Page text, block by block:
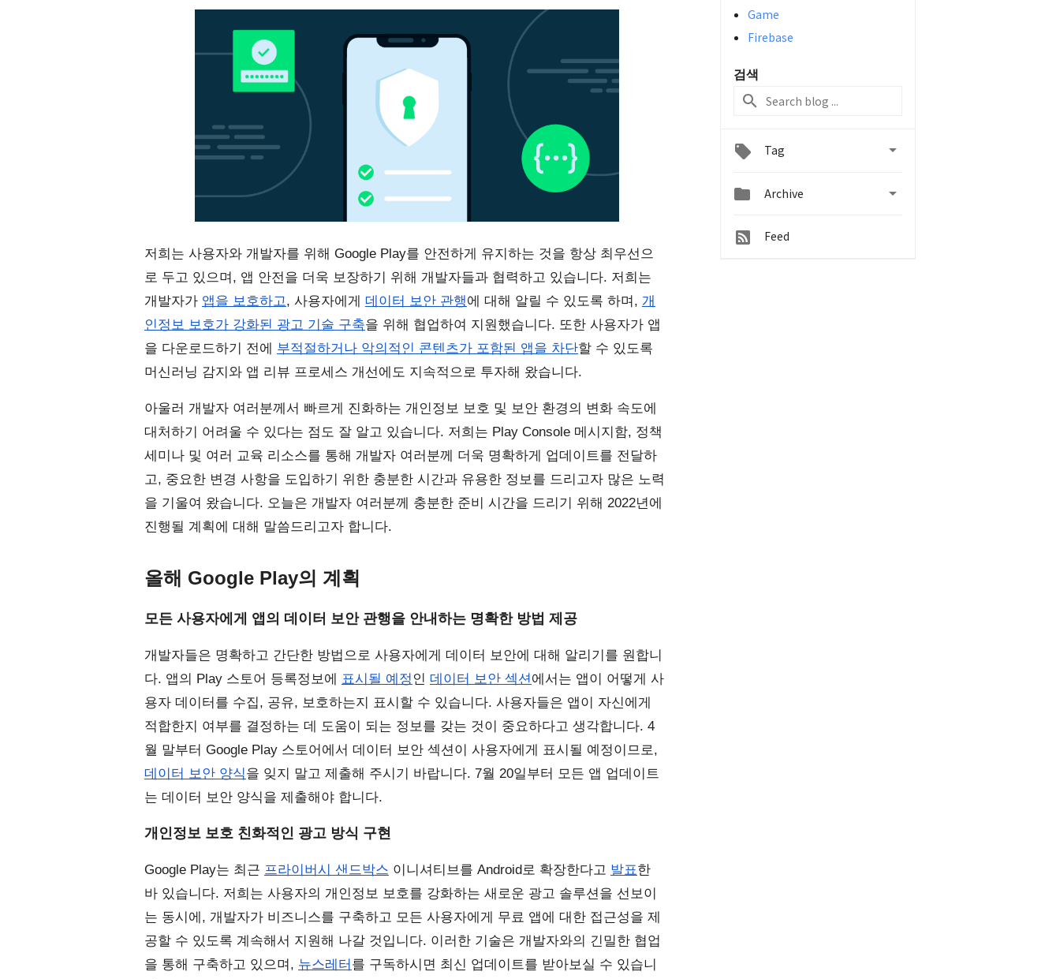
저희는 사용자와 개발자를 위해 Google Play를 안전하게 유지하는 것을 항상 최우선으
로 두고 있으며, 앱 안전을 더욱 보장하기 위해 개발자들과 협력하고 있습니다. 저희는
개발자가 앱을 보호하고, 사용자에게 데이터 보안 관행에 대해 알릴 수 있도록 하며, 개
인정보 보호가 강화된 광고 기술 구축을 위해 협업하여 지원했습니다. 또한 사용자가 앱
을 다운로드하기 전에 부적절하거나 악의적인 콘텐츠가 포함된 앱을 차단할 수 있도록
머신러닝 감지와 앱 리뷰 프로세스 개선에도 지속적으로 투자해 왔습니다.
아울러 개발자 여러분께서 빠르게 진화하는 개인정보 보호 및 보안 환경의 변화 속도에
대처하기 어려울 수 있다는 점도 잘 알고 있습니다. 저희는 Play Console 메시지함, 정책
세미나 및 여러 교육 리소스를 통해 개발자 여러분께 더욱 명확하게 업데이트를 전달하
고, 중요한 변경 사항을 도입하기 위한 충분한 시간과 유용한 정보를 드리고자 많은 노력
을 기울여 왔습니다. 오늘은 개발자 여러분께 충분한 준비 시간을 드리기 위해 2022년에
진행될 계획에 대해 말씀드리고자 합니다.
올해 Google Play의 계획
모든 사용자에게 앱의 데이터 보안 관행을 안내하는 명확한 방법 제공
개발자들은 명확하고 간단한 방법으로 사용자에게 데이터 보안에 대해 알리기를 원합니
다. 앱의 Play 스토어 등록정보에 표시될 예정 인 데이터 보안 섹션에서는 앱이 어떻게 사
용자 데이터를 수집, 공유, 보호하는지 표시할 수 있습니다. 사용자들은 앱이 자신에게
적합한지 여부를 결정하는 데 도움이 되는 정보를 갖는 것이 중요하다고 생각합니다. 4
데이터 보안 양식을 잊지 말고 제출해 주시기 바랍니다. 7월 20일부터 모든 앱 업데이트
는 데이터 보안 양식을 제출해야 합니다.
개인정보 보호 친화적인 광고 방식 구현
Google Play는 최근 프라이버시 샌드박스 이니셔티브를 Android로 확장한다고 발표한
바 있습니다. 저희는 사용자의 개인정보 보호를 강화하는 새로운 광고 솔루션을 선보이
는 동시에, 개발자가 비즈니스를 구축하고 모든 사용자에게 무료 앱에 대한 접근성을 제
공할 수 있도록 계속해서 지원해 나갈 것입니다. 이러한 기술은 개발자와의 긴밀한 협업
을 통해 구축하고 있으며, 뉴스레터 를 구독하시면 최신 업데이트를 받아보실 수 있습니
Game
Firebase
검색
Tag 
 Archive 
Feed